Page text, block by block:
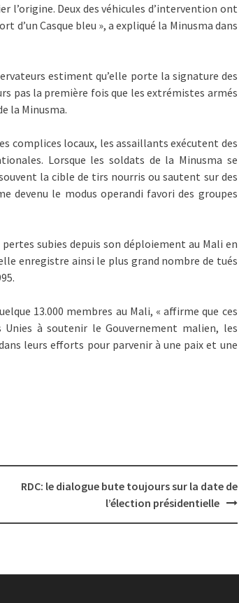
Deux des véhicules d’intervention ont
d’un Casque bleu », a expliqué la Minusma dans
estiment qu’elle porte la signature des
pas la première fois que les extrémistes armés
la Minusma.
complices locaux, les assaillants exécutent des
Lorsque les soldats de la Minusma se
la cible de tirs nourris ou sautent sur des
devenu le modus operandi favori des groupes
subies depuis son déploiement au Mali en
enregistre ainsi le plus grand nombre de tués
13.000 membres au Mali, « affirme que ces
à soutenir le Gouvernement malien, les
leurs efforts pour parvenir à une paix et une
RDC: le dialogue bute toujours sur la date de
l’élection présidentielle